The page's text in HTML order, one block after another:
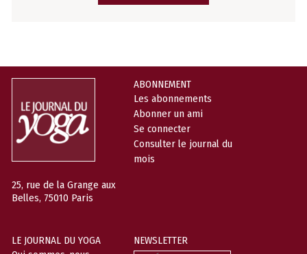
25, rue de la Grange aux
Belles, 75010 Paris
ABONNEMENT
Les abonnements
Abonner un ami
Se connecter
Consulter le journal du
mois
LE JOURNAL DU YOGA
NEWSLETTER